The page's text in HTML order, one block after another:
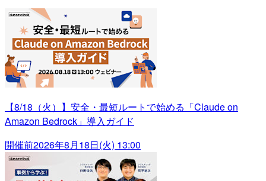
【8/18（火）】安全・最短ルートで始める「Claude on
Amazon Bedrock」導入ガイド
開催前2026年8月18日(火) 13:00